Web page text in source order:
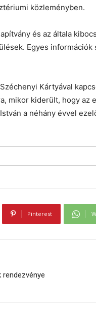
közleményben.
és az általa
Egyes
Kártyával
mikor kiderült, hogy az
a néhány évvel
Pinterest
rendezvénye